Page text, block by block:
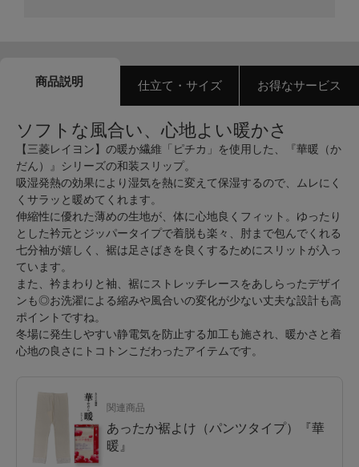
商品説明 仕立て・サイズ お得なサービス
ソフトな風合い、心地よい暖かさ
【三菱レイヨン】の暖か繊維「ピチカ」を使用した、『華暖（か
だん）』シリーズの和装スリップ。
吸湿発熱の効果により湿気を熱に変えて保湿するので、ムレにく
くサラッと暖めてくれます。
伸縮性に優れた薄めの生地が、体に心地良くフィット。ゆったり
とした衿元とジッパータイプで着脱も楽々、肘まで包んでくれる
七分袖が嬉しく、裾は足さばきを良くするためにスリットが入っ
ています。
また、衿まわりと袖、裾にストレッチレースをあしらったデザイ
ンも◎お洗濯による縮みや風合いの変化が少ない丈夫な設計も高
ポイントですね。
冬場に発生しやすい静電気を防止する加工も施され、暖かさと着
心地の良さにトコトンこだわったアイテムです。
関連商品
あったか裾よけ（パンツタイプ）『華
暖』